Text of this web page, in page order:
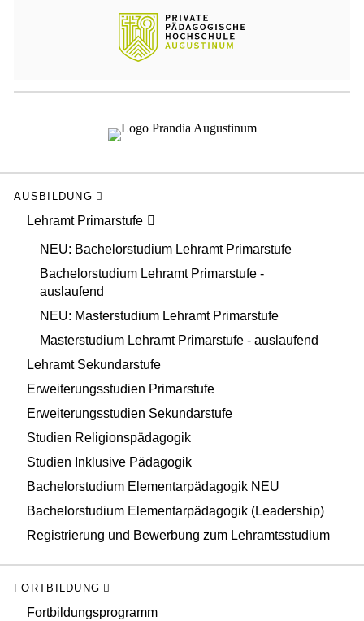
AUSBILDUNG
Lehramt Primarstufe
NEU: Bachelorstudium Lehramt Primarstufe
Bachelorstudium Lehramt Primarstufe -
auslaufend
NEU: Masterstudium Lehramt Primarstufe
Masterstudium Lehramt Primarstufe - auslaufend
Lehramt Sekundarstufe
Erweiterungsstudien Primarstufe
Erweiterungsstudien Sekundarstufe
Studien Religionspädagogik
Studien Inklusive Pädagogik
Bachelorstudium Elementarpädagogik NEU
Bachelorstudium Elementarpädagogik (Leadership)
Registrierung und Bewerbung zum Lehramtsstudium
FORTBILDUNG
Fortbildungsprogramm